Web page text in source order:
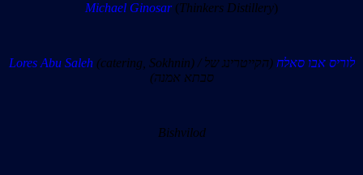
Michael Ginosar(Thinkers Distillery)
Lores Abu Saleh(catering, Sokhnin) / לוריס אבו סאלח (הקייטרינג של
סבתא אמנה)
Bishvilod